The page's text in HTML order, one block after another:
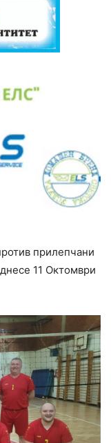
прилепчани
11 Октомври